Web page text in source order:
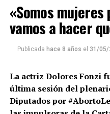
«Somos
vamos a hacer
Publicada hace 8 años el 31/05/
La actriz Dolores Fonzi
última sesión del
Diputados por